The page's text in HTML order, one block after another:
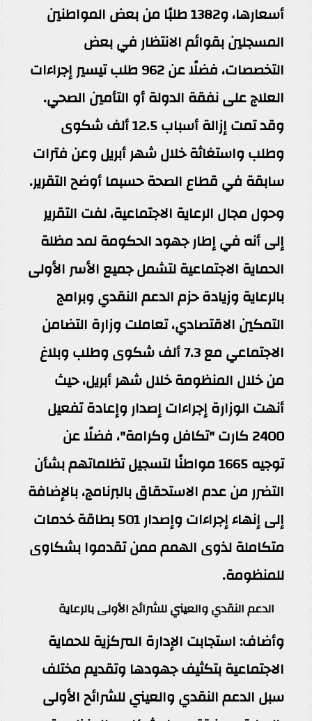
أسعارها، و1382 طلبًا من بعض المواطنين
المسجلين بقوائم الانتظار في بعض
التخصصات، فضلًا عن 962 طلب تيسير إجراءات
العلاج على نفقة الدولة أو التأمين الصحي.
وقد تمت إزالة أسباب 12.5 ألف شكوى
وطلب واستغاثة خلال شهر أبريل وعن فترات
سابقة في قطاع الصحة حسبما أوضح التقرير.
وحول مجال الرعاية الاجتماعية، لفت التقرير
إلى أنه في إطار جهود الحكومة لمد مظلة
الحماية الاجتماعية لتشمل جميع الأسر الأولى
بالرعاية وزيادة حزم الدعم النقدي وبرامج
التمكين الاقتصادي، تعاملت وزارة التضامن
الاجتماعي مع 7.3 ألف شكوى وطلب وبلاغ
من خلال المنظومة خلال شهر أبريل، حيث
أنهت الوزارة إجراءات إصدار وإعادة تفعيل
2400 كارت "تكافل وكرامة"، فضلًا عن
توجيه 1665 مواطنًا لتسجيل تظلماتهم بشأن
التضرر من عدم الاستحقاق بالبرنامج، بالإضافة
إلى إنهاء إجراءات وإصدار 501 بطاقة خدمات
متكاملة لذوى الهمم ممن تقدموا بشكاوى
للمنظومة.
الدعم النقدي والعيني للشرائح الأولى بالرعاية
وأضاف: استجابت الإدارة المركزية للحماية
الاجتماعية بتكثيف جهودها وتقديم مختلف
سبل الدعم النقدي والعيني للشرائح الأولى